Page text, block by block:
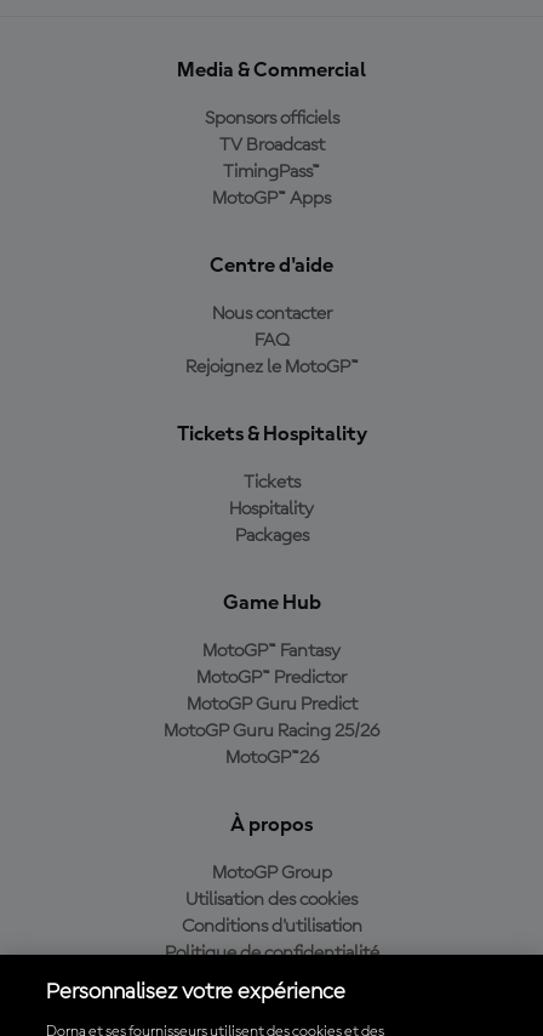
Media & Commercial
Sponsors officiels
TV Broadcast
TimingPass™
MotoGP™ Apps
Centre d'aide
Nous contacter
FAQ
Rejoignez le MotoGP™
Tickets & Hospitality
Tickets
Hospitality
Packages
Game Hub
MotoGP™ Fantasy
MotoGP™ Predictor
MotoGP Guru Predict
MotoGP Guru Racing 25/26
MotoGP™26
À propos
MotoGP Group
Utilisation des cookies
Conditions d'utilisation
Politique de confidentialité
Politique d’achat
Personnalisez votre expérience
Dorna et ses fournisseurs utilisent des cookies et des